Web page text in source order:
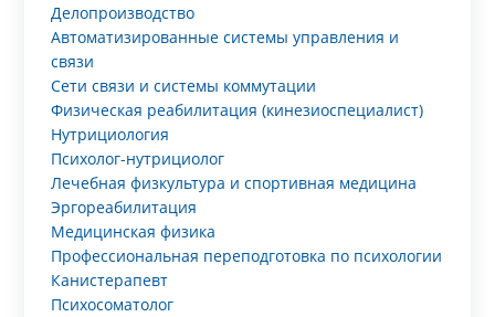
Делопроизводство
Автоматизированные системы управления и
связи
Сети связи и системы коммутации
Физическая реабилитация (кинезиоспециалист)
Нутрициология
Психолог-нутрициолог
Лечебная физкультура и спортивная медицина
Эргореабилитация
Медицинская физика
Профессиональная переподготовка по психологии
Канистерапевт
Психосоматолог